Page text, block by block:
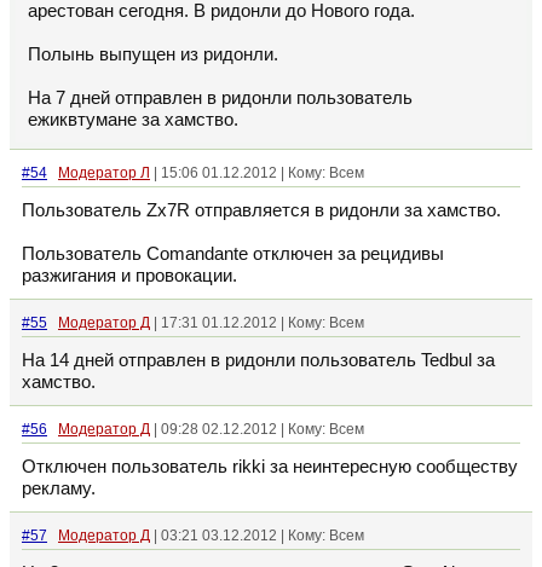
арестован сегодня. В ридонли до Нового года.
Полынь выпущен из ридонли.
На 7 дней отправлен в ридонли пользователь
ежиквтумане за хамство.
#54 Модератор Л | 15:06 01.12.2012 | Кому: Всем
Пользователь Zx7R отправляется в ридонли за хамство.
Пользователь Comandante отключен за рецидивы
разжигания и провокации.
#55 Модератор Д | 17:31 01.12.2012 | Кому: Всем
На 14 дней отправлен в ридонли пользователь Tedbul за
хамство.
#56 Модератор Д | 09:28 02.12.2012 | Кому: Всем
Отключен пользователь rikki за неинтересную сообществу
рекламу.
#57 Модератор Д | 03:21 03.12.2012 | Кому: Всем